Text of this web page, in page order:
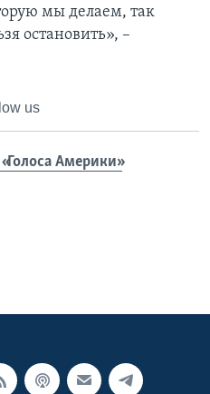
мы делаем, так
остановить», –
us
Америки»